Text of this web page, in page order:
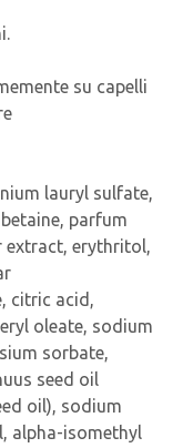
su capelli
lauryl sulfate,
parfum
extract, erythritol,
citric acid,
oleate, sodium
sorbate,
seed oil
oil), sodium
alpha-isomethyl